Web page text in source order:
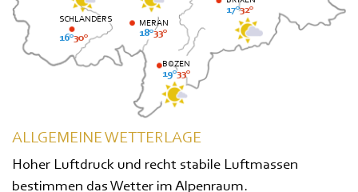
SCHLANDERS
16°30°
MERAN
18°33°
BOZEN
19°33°
17°32°
ALLGEMEINE WETTERLAGE
Hoher Luftdruck und recht stabile Luftmassen
bestimmen das Wetter im Alpenraum.